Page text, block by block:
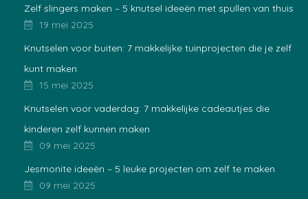
Zelf slingers maken – 5 knutsel ideeën met spullen van thuis
19 mei 2025
Knutselen voor buiten: 7 makkelijke tuinprojecten die je zelf
kunt maken
15 mei 2025
Knutselen voor vaderdag: 7 makkelijke cadeautjes die
kinderen zelf kunnen maken
09 mei 2025
Jesmonite ideeën – 5 leuke projecten om zelf te maken
09 mei 2025